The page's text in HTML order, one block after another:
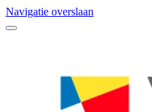
Navigatie overslaan